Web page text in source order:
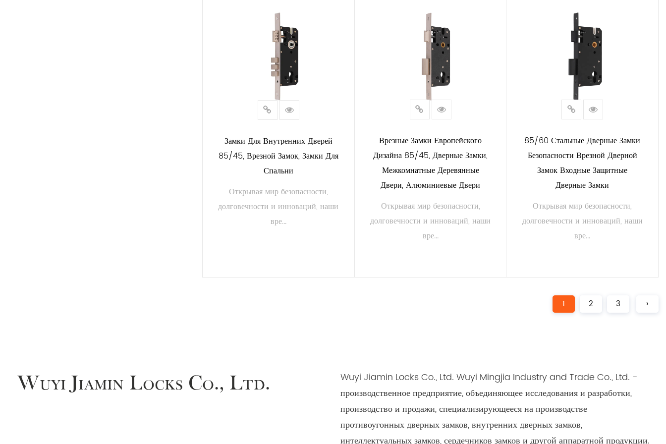
Замки Для Внутренних Дверей
85/45, Врезной Замок, Замки Для
Спальни
Открывая мир безопасности,
долговечности и инноваций, наши
вре...
Врезные Замки Европейского
Дизайна 85/45, Дверные Замки,
Межкомнатные Деревянные
Двери, Алюминиевые Двери
Открывая мир безопасности,
долговечности и инноваций, наши
вре...
85/60 Стальные Дверные Замки
Безопасности Врезной Дверной
Замок Входные Защитные
Дверные Замки
Открывая мир безопасности,
долговечности и инноваций, наши
вре...
1 2 3 ›
Wuyi Jiamin Locks Co., Ltd.
Wuyi Jiamin Locks Co., Ltd. Wuyi Mingjia Industry and Trade Co., Ltd. -
производственное предприятие, объединяющее исследования и разработки,
производство и продажи, специализирующееся на производстве
противоугонных дверных замков, внутренних дверных замков,
интеллектуальных замков, сердечников замков и другой аппаратной продукции.